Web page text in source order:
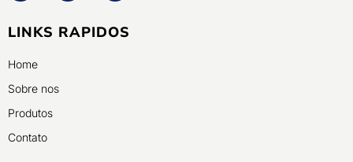
LINKS RAPIDOS
Home
Sobre nos
Produtos
Contato